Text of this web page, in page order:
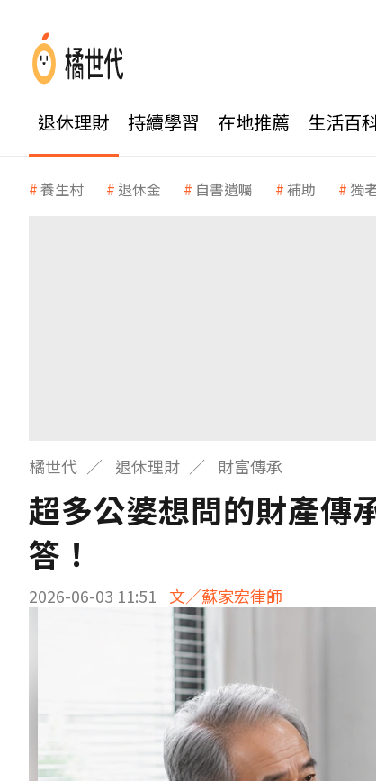
退休理財 持續學習 在地推薦 生活百
養生村 退休金 自書遺囑 補助 獨
橘世代 退休理財 財富傳承
超多公婆想問的財產傳
答！
2026-06-03 11:51 文／蘇家宏律師